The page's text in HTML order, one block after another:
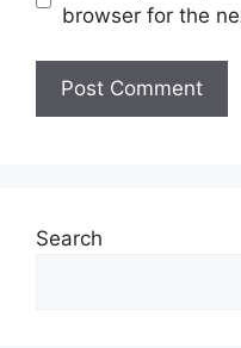
browser for the
Search